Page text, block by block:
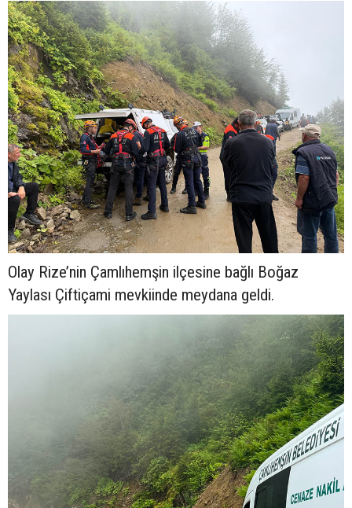
Olay Rize’nin Çamlıhemşin ilçesine bağlı Boğaz
Yaylası Çiftiçami mevkiinde meydana geldi.